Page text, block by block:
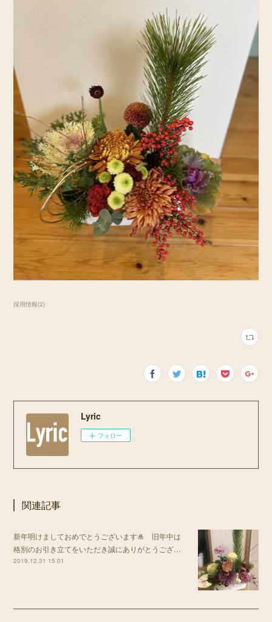
採用情報(2)
Lyric
フォロー
関連記事
新年明けましておめでとうございます🎍 旧年中は
格別のお引き立てをいただき誠にありがとうござ…
2019.12.31 15:01